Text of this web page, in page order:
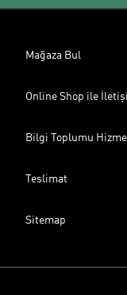
Mağaza Bul
Online Shop ile
Bilgi Toplumu
Teslimat
Sitemap